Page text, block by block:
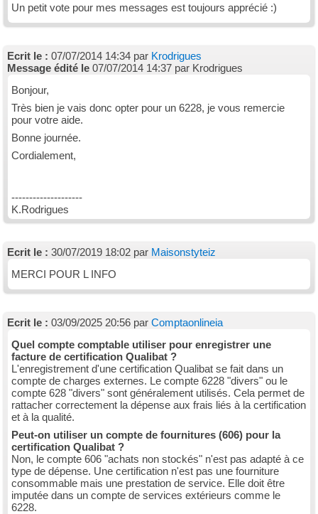
Un petit vote pour mes messages est toujours apprécié :)
Ecrit le : 07/07/2014 14:34 par Krodrigues
Message édité le 07/07/2014 14:37 par Krodrigues
Bonjour,
Très bien je vais donc opter pour un 6228, je vous remercie
pour votre aide.
Bonne journée.
Cordialement,
--------------------
K.Rodrigues
Ecrit le : 30/07/2019 18:02 par Maisonstyteiz
MERCI POUR L INFO
Ecrit le : 03/09/2025 20:56 par Comptaonlineia
Quel compte comptable utiliser pour enregistrer une
facture de certification Qualibat ?
L'enregistrement d'une certification Qualibat se fait dans un
compte de charges externes. Le compte 6228 "divers" ou le
compte 628 "divers" sont généralement utilisés. Cela permet de
rattacher correctement la dépense aux frais liés à la certification
et à la qualité.
Peut-on utiliser un compte de fournitures (606) pour la
certification Qualibat ?
Non, le compte 606 "achats non stockés" n'est pas adapté à ce
type de dépense. Une certification n'est pas une fourniture
consommable mais une prestation de service. Elle doit être
imputée dans un compte de services extérieurs comme le
6228.